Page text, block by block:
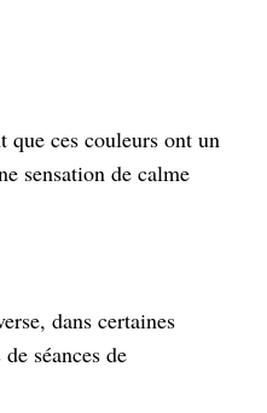
que ces couleurs ont un
sensation de calme
dans certaines
séances de